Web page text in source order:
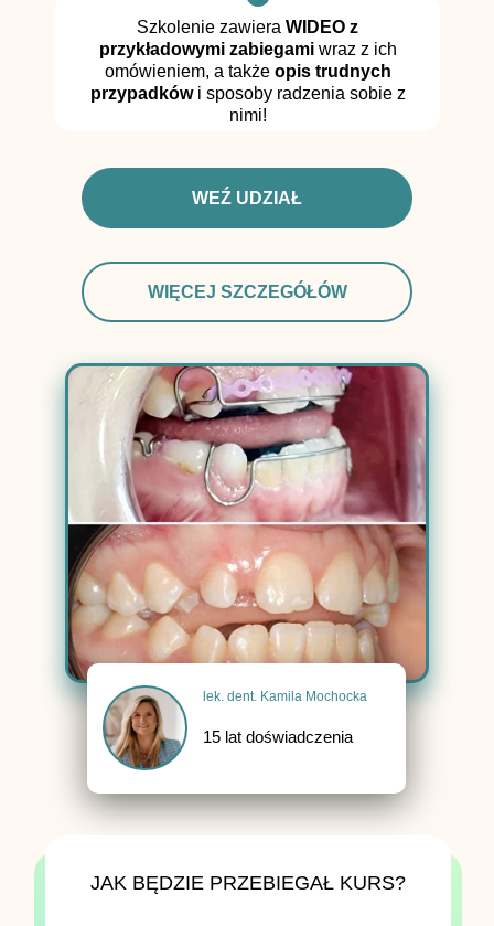
lek. dent. Kamila Mochocka
15 lat doświadczenia
Szkolenie zawiera WIDEO z
przykładowymi zabiegami wraz z ich
omówieniem, a także opis trudnych
przypadkówi sposoby radzenia sobie z
nimi!
WEŹ UDZIAŁ
JAK BĘDZIE PRZEBIEGAŁ KURS?
WIĘCEJ SZCZEGÓŁÓW